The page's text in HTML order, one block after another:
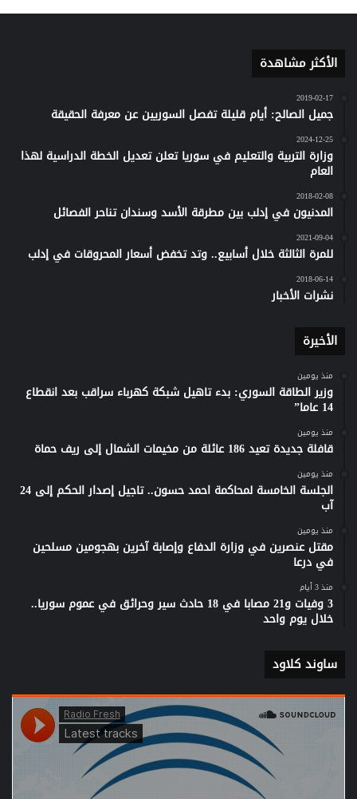
الأكثر مشاهدة
2019-02-17
جميل الصالح: أيام قليلة تفصل السوريين عن معرفة الحقيقة
2024-12-25
وزارة التربية والتعليم في سوريا تعلن تعديل الخطة الدراسية لهذا
العام
2018-02-08
المدنيون في إدلب بين مطرقة الأسد وسندان تناحر الفصائل
2021-09-04
للمرة الثالثة خلال أسابيع.. وتد تخفض أسعار المحروقات في إدلب
2018-06-14
نشرات الأخبار
الأخيرة
منذ يومين
وزير الطاقة السوري: بدء تاهيل شبكة كهرباء سراقب بعد انقطاع
14 عاما”
منذ يومين
قافلة جديدة تعيد 186 عائلة من مخيمات الشمال إلى ريف حماة
منذ يومين
الجلسة الخامسة لمحاكمة احمد حسون.. تاجيل إصدار الحكم إلى 24
آب
منذ يومين
مقتل عنصرين في وزارة الدفاع وإصابة آخرين بهجومين مسلحين
في درعا
منذ 3 أيام
3 وفيات و21 مصابا في 18 حادث سير وحرائق في عموم سوريا..
خلال يوم واحد
ساوند كلاود